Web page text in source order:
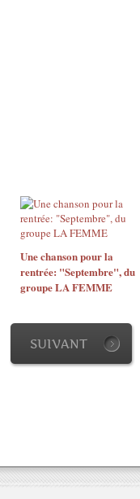
Une chanson pour la
rentrée: "Septembre", du
groupe LA FEMME
SUIVANT